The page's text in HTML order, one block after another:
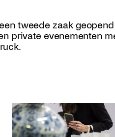
tweede zaak
private evenementen